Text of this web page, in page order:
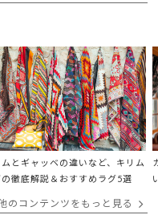
ムとギャッベの違いなど、キリム
の徹底解説＆おすすめラグ5選
のコンテンツをもっと見る